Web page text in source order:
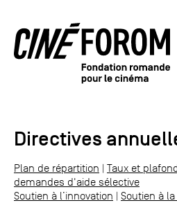
Directives
Plan de répartition | Taux et
demandes d'aide sélective
Soutien à l’innovation | Soutien à